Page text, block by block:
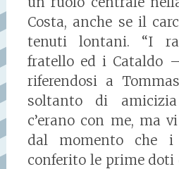
Costa, anche se il
tenuti lontani. “I
fratello ed i Cataldo
riferendosi a
soltanto di amicizia
c’erano con me, ma
dal momento che i
conferito le prime doti